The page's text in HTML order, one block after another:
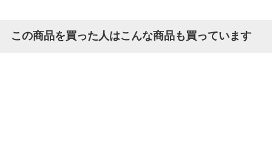
この商品を買った人はこんな商品も買っています